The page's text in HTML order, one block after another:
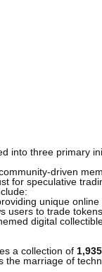
into three primary
driven
for speculative
unique
users to trade
digital
a collection of
the marriage of